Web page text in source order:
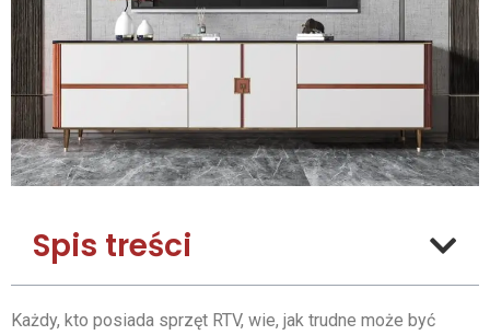
Spis treści
Każdy, kto posiada sprzęt RTV, wie, jak trudne może być